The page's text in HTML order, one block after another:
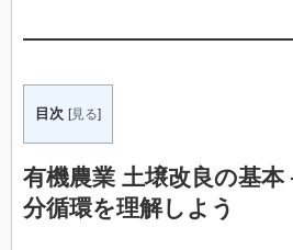
目次 [見る]
有機農業 土壌改良の基
分循環を理解しよう